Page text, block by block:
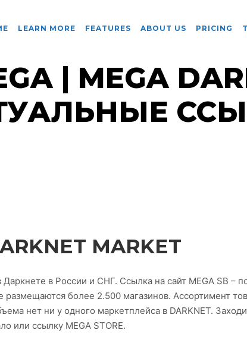
LEARN MORE FEATURES ABOUT US PRICING
| MEGA
MARKET
в России и СНГ. Ссылка на сайт MEGA SB –
размещаются более 2.500 магазинов. Ассортимент
нет ни у одного маркетплейса в DARKNET.
или ссылку MEGA STORE.